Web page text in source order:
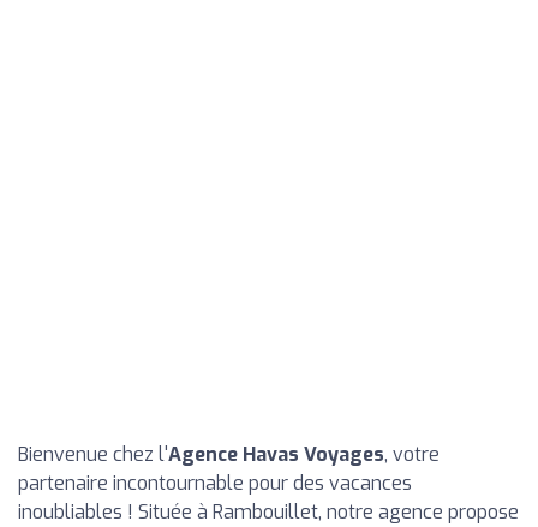
Bienvenue chez l'Agence Havas Voyages, votre
partenaire incontournable pour des vacances
inoubliables ! Située à Rambouillet, notre agence propose